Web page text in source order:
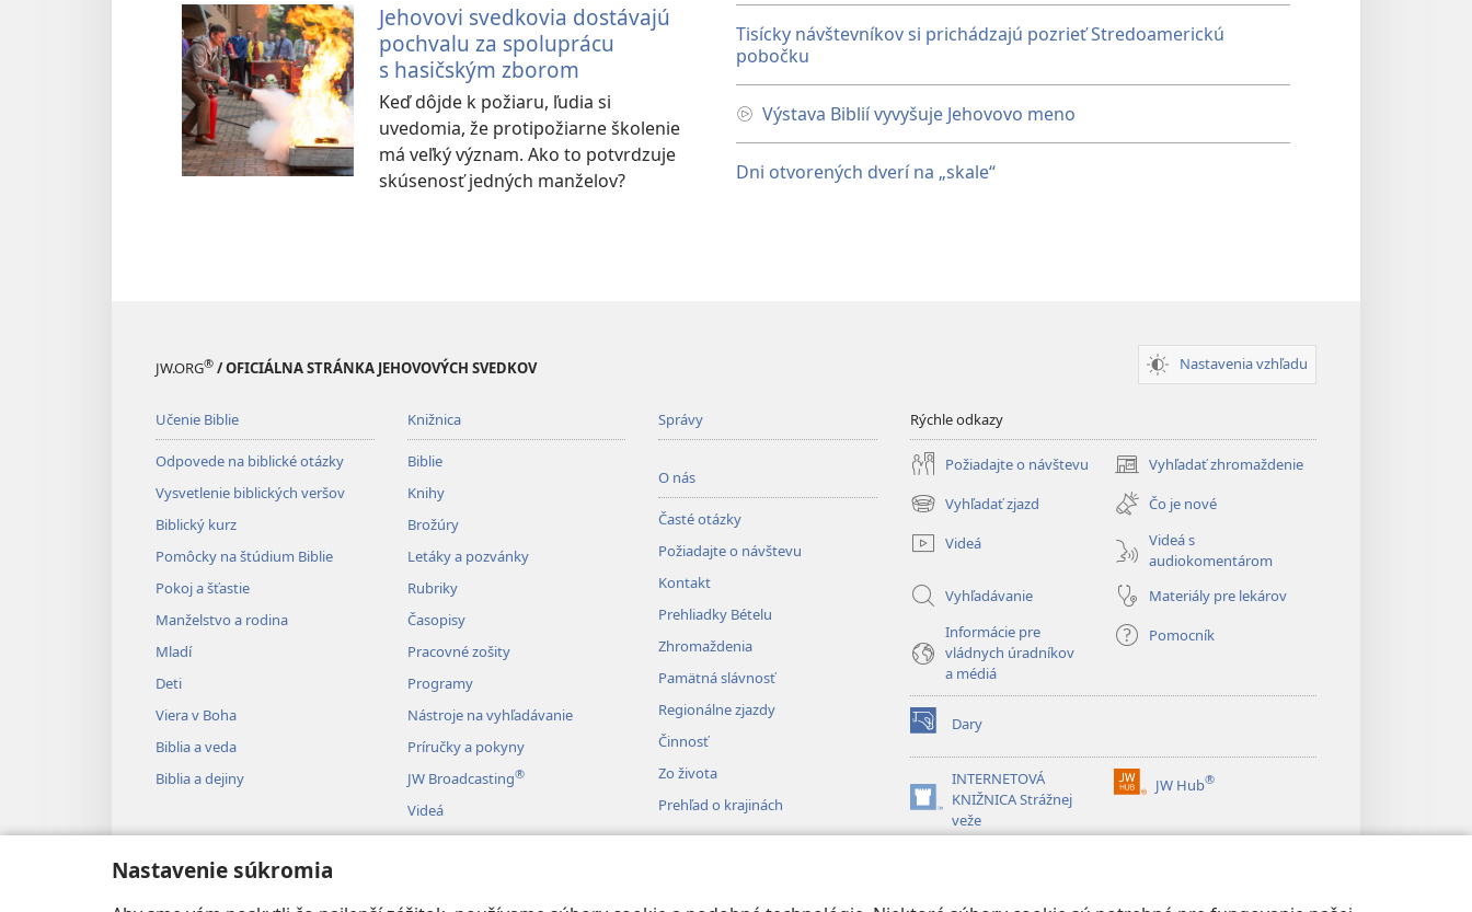
Nastavenie súkromia
Jehovovi svedkovia dostávajú
pochvalu za spoluprácu
s hasičským zborom
Keď dôjde k požiaru, ľudia si
uvedomia, že protipožiarne školenie
má veľký význam. Ako to potvrdzuje
skúsenosť jedných manželov?
Tisícky návštevníkov si prichádzajú pozrieť Stredoamerickú
pobočku
Výstava Biblií vyvyšuje Jehovovo meno
Dni otvorených dverí na „skale“
JW.ORG® / OFICIÁLNA STRÁNKA JEHOVOVÝCH SVEDKOV Nastavenia vzhľadu
Učenie Biblie
Odpovede na biblické otázky
Vysvetlenie biblických veršov
Biblický kurz
Pomôcky na štúdium Biblie
Pokoj a šťastie
Manželstvo a rodina
Mladí
Deti
Viera v Boha
Biblia a veda
Biblia a dejiny
Knižnica
Biblie
Knihy
Brožúry
Letáky a pozvánky
Rubriky
Časopisy
Pracovné zošity
Programy
Nástroje na vyhľadávanie
Príručky a pokyny
JW Broadcasting®
Videá
Hudba
Dramatizované čítanie Biblie
Správy
O nás
Časté otázky
Požiadajte o návštevu
Kontakt
Prehliadky Bételu
Zhromaždenia
Pamätná slávnosť
Regionálne zjazdy
Činnosť
Zo života
Prehľad o krajinách
Rýchle odkazy
Požiadajte o návštevu Vyhľadať zhromaždenie
(otvorí
nové
okno)
Vyhľadať zjazd
(otvorí
nové
okno)
Čo je nové
Videá
Videá s
audiokomentárom
Vyhľadávanie
Materiály pre lekárov
Informácie pre
vládnych úradníkov
a médiá
Pomocník
Dary
(otvorí
nové
INTERNETOVÁ
KNIŽNICA Strážnej
veže
(otvorí
nové
JW Hub®
(otvorí
okno)